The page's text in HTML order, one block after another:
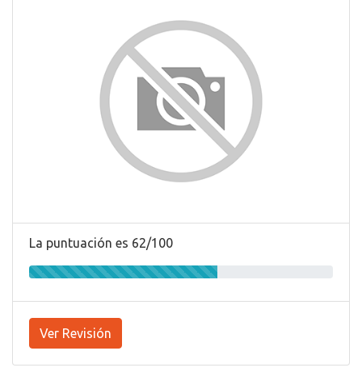
La puntuación es 62/100
Ver Revisión